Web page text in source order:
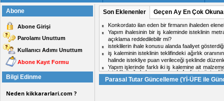
Abone
Abone Girişi
Parolamı Unuttum
Kullanıcı Adımı Unuttum
Abone Kayıt Formu
Bilgi Edinme
Neden kikkararlari.com ?
Son Eklenenler Geçen Ay En Çok
Konkordato ilan eden bir firmanın ihaleden
Yapım ihalesinin bir iş kaleminde isteklinin
açıklama reddedilebilir mi?
isteklilerin ihale konusu alanda faaliyet
iş kaleminin isteklinin teklifindeki ağırlık
halinde istekliye puan verileceği şeklinde
Yapım işlerinde farklı iki iş kalemine ait
bir iş kaleminin malzeme ve işçilik birim
isteklilerin faaliyet alanlarına hangi internet
isteklilerin ihale konusu alanda faaliyet
Aynı ihalede iki firmadan birinin doküman
midir?
Parasal Tutar Güncelleme (Yİ-ÜFE ile